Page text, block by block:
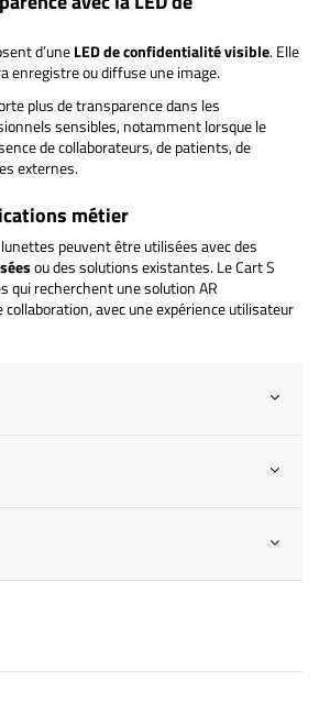
d’uneLED de confidentialité visible. Elle
enregistre ou diffuse une image.
plus de transparence dans les
sensibles, notamment lorsque le
de collaborateurs, de patients, de
externes.
métier
lunettes peuvent être utilisées avec des
ou des solutions existantes. Le Cart S
qui recherchent une solution AR
avec une expérience utilisateur